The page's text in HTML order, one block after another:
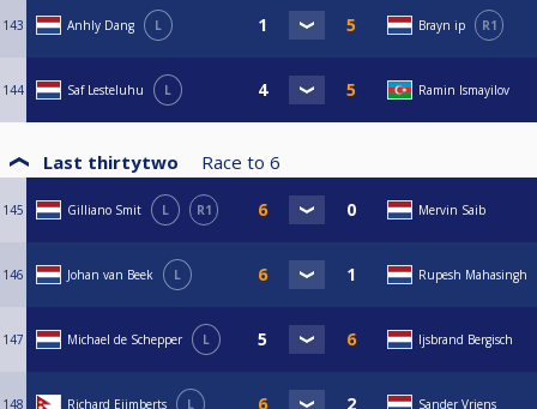
143 Anhly Dang L Brayn ip R1
144 Saf Lesteluhu L Ramin Ismayilov
Last thirtytwo Race to 6
145 Gilliano Smit L R1 Mervin Saib
146 Johan van Beek L Rupesh Mahasingh
147 Michael de Schepper L Ijsbrand Bergisch
148 Richard Eijmberts L Sander Vriens